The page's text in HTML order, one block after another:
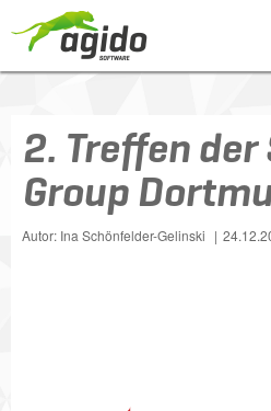
LÖSUNGEN
PROJEKTE
2. Treffen der
Group
Autor: Ina Schönfelder-Gelinski